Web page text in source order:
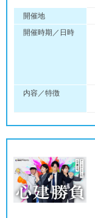
開催地
開催時期／日時
内容／特徴